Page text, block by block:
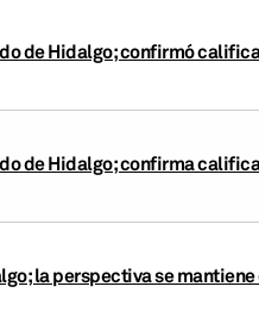
de Hidalgo; confirmó
de Hidalgo; confirma
la perspectiva se